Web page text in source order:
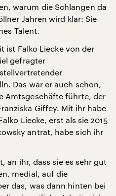
warum die Schlangen da
Jahren wird klar: Sie
Talent.
ist Falko Liecke von der
gefragter
Das war er auch schon,
Amtsgeschäfte führte, der
Giffey. Mit ihr habe
Liecke, erst als sie 2015
antrat, habe sich ihr
an ihr, dass sie es sehr gut
medial, auf die
das, was dann hinten bei